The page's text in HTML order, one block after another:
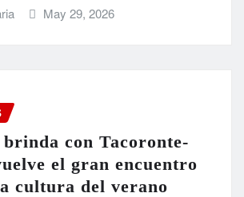
May 29, 2026
con Tacoronte-
el gran encuentro
cultura del verano